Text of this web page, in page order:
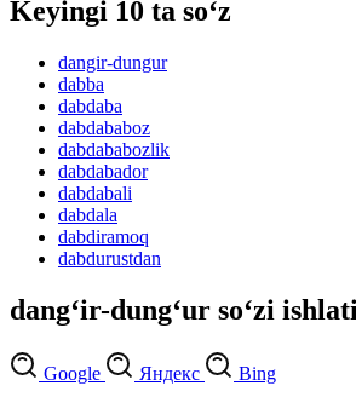
Keyingi 10 ta so‘z
dangir-dungur
dabba
dabdaba
dabdababoz
dabdababozlik
dabdabador
dabdabali
dabdala
dabdiramoq
dabdurustdan
dang‘ir-dung‘ur so‘zi
Google Яндекс Bing